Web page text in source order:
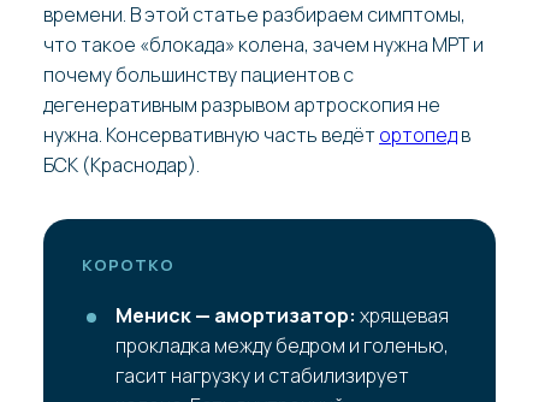
времени. В этой статье разбираем симптомы,
что такое «блокада» колена, зачем нужна МРТ и
почему большинству пациентов с
дегенеративным разрывом артроскопия не
нужна. Консервативную часть ведётортопедв
БСК (Краснодар).
КОРОТКО
Мениск — амортизатор: хрящевая
прокладка между бедром и голенью,
гасит нагрузку и стабилизирует